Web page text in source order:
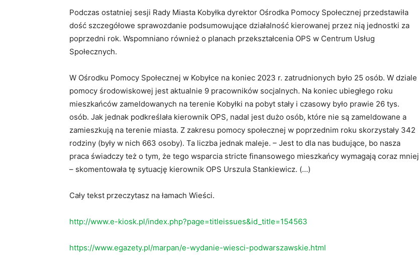
Podczas ostatniej sesji Rady Miasta Kobyłka dyrektor Ośrodka Pomocy Społecznej przedstawiła
dość szczegółowe sprawozdanie podsumowujące działalność kierowanej przez nią jednostki za
poprzedni rok. Wspomniano również o planach przekształcenia OPS w Centrum Usług
Społecznych.
W Ośrodku Pomocy Społecznej w Kobyłce na koniec 2023 r. zatrudnionych było 25 osób. W dziale
pomocy środowiskowej jest aktualnie 9 pracowników socjalnych. Na koniec ubiegłego roku
mieszkańców zameldowanych na terenie Kobyłki na pobyt stały i czasowy było prawie 26 tys.
osób. Jak jednak podkreślała kierownik OPS, nadal jest dużo osób, które nie są zameldowane a
zamieszkują na terenie miasta. Z zakresu pomocy społecznej w poprzednim roku skorzystały 342
rodziny (były w nich 663 osoby). Ta liczba jednak maleje. – Jest to dla nas budujące, bo nasza
praca świadczy też o tym, że tego wsparcia stricte finansowego mieszkańcy wymagają coraz mniej
– skomentowała tę sytuację kierownik OPS Urszula Stankiewicz. (…)
Cały tekst przeczytasz na łamach Wieści.
http://www.e-kiosk.pl/index.php?page=titleissues&id_title=154563
https://www.egazety.pl/marpan/e-wydanie-wiesci-podwarszawskie.html